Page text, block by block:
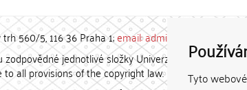
Tyto
trh 560/5, 116 36 Praha 1;email: admin-repozitar [at]
jednotlivé složky Univerzity Karlovy. /
all provisions of the copyright law.